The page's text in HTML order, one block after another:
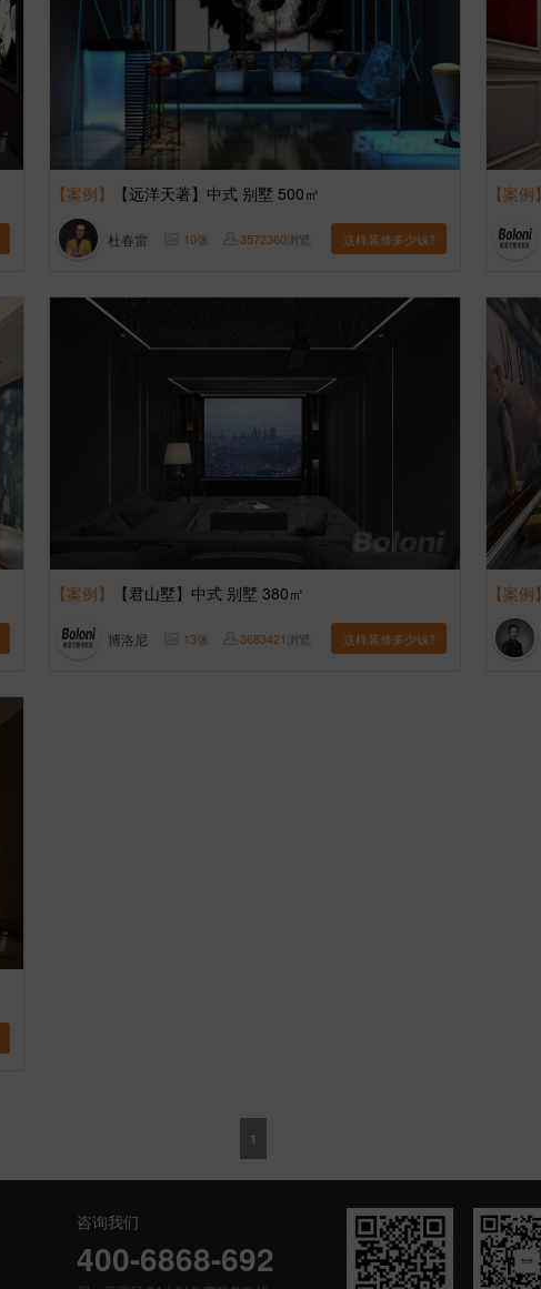
【案例】 【远洋天著】中式 别墅 500㎡
杜春雷 10张 3572360浏览 这样装修多少钱?
【案例】
【案例】 【君山墅】中式 别墅 380㎡
博洛尼 13张 3683421浏览 这样装修多少钱?
【案例】
1
咨询我们
400-6868-692